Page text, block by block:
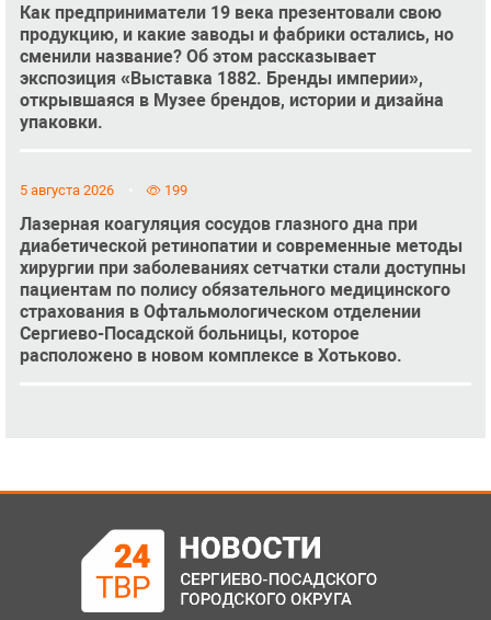
Как предприниматели 19 века презентовали свою
продукцию, и какие заводы и фабрики остались, но
сменили название? Об этом рассказывает
экспозиция «Выставка 1882. Бренды империи»,
открывшаяся в Музее брендов, истории и дизайна
упаковки.
5 августа 2026 199
Лазерная коагуляция сосудов глазного дна при
диабетической ретинопатии и современные методы
хирургии при заболеваниях сетчатки стали доступны
пациентам по полису обязательного медицинского
страхования в Офтальмологическом отделении
Сергиево-Посадской больницы, которое
расположено в новом комплексе в Хотьково.